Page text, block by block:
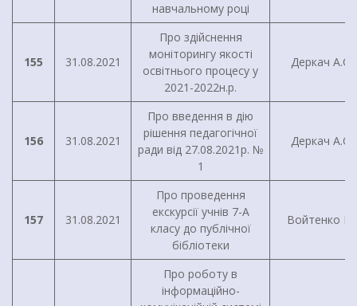
навчальному році
155 31.08.2021
Про здійснення
моніторингу якості
освітнього процесу у
2021-2022н.р.
Деркач А.О.
156 31.08.2021
Про введення в дію
рішення педагогічної
ради від 27.08.2021р. №
1
Деркач А.О.
157 31.08.2021
Про проведення
екскурсії учнів 7-А
класу до публічної
бібліотеки
Войтенко І.Г.
Про роботу в
інформаційно-